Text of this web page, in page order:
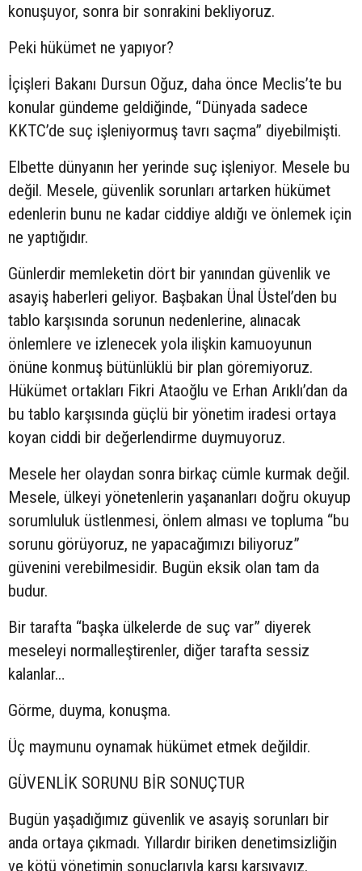
konuşuyor, sonra bir sonrakini bekliyoruz.
Peki hükümet ne yapıyor?
İçişleri Bakanı Dursun Oğuz, daha önce Meclis’te bu
konular gündeme geldiğinde, “Dünyada sadece
KKTC’de suç işleniyormuş tavrı saçma” diyebilmişti.
Elbette dünyanın her yerinde suç işleniyor. Mesele bu
değil. Mesele, güvenlik sorunları artarken hükümet
edenlerin bunu ne kadar ciddiye aldığı ve önlemek için
ne yaptığıdır.
Günlerdir memleketin dört bir yanından güvenlik ve
asayiş haberleri geliyor. Başbakan Ünal Üstel’den bu
tablo karşısında sorunun nedenlerine, alınacak
önlemlere ve izlenecek yola ilişkin kamuoyunun
önüne konmuş bütünlüklü bir plan göremiyoruz.
Hükümet ortakları Fikri Ataoğlu ve Erhan Arıklı’dan da
bu tablo karşısında güçlü bir yönetim iradesi ortaya
koyan ciddi bir değerlendirme duymuyoruz.
Mesele her olaydan sonra birkaç cümle kurmak değil.
Mesele, ülkeyi yönetenlerin yaşananları doğru okuyup
sorumluluk üstlenmesi, önlem alması ve topluma “bu
sorunu görüyoruz, ne yapacağımızı biliyoruz”
güvenini verebilmesidir. Bugün eksik olan tam da
budur.
Bir tarafta “başka ülkelerde de suç var” diyerek
meseleyi normalleştirenler, diğer tarafta sessiz
kalanlar…
Görme, duyma, konuşma.
Üç maymunu oynamak hükümet etmek değildir.
GÜVENLİK SORUNU BİR SONUÇTUR
Bugün yaşadığımız güvenlik ve asayiş sorunları bir
anda ortaya çıkmadı. Yıllardır biriken denetimsizliğin
ve kötü yönetimin sonuçlarıyla karşı karşıyayız.